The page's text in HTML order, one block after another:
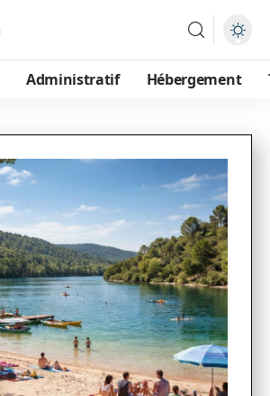
Administratif Hébergement